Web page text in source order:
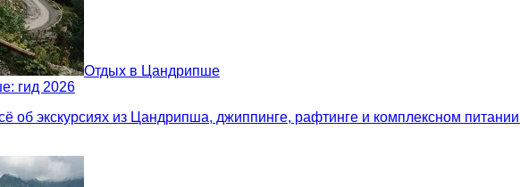
Отдых в Цандрипше
гид 2026
об экскурсиях из Цандрипша, джиппинге, рафтинге и комплексном